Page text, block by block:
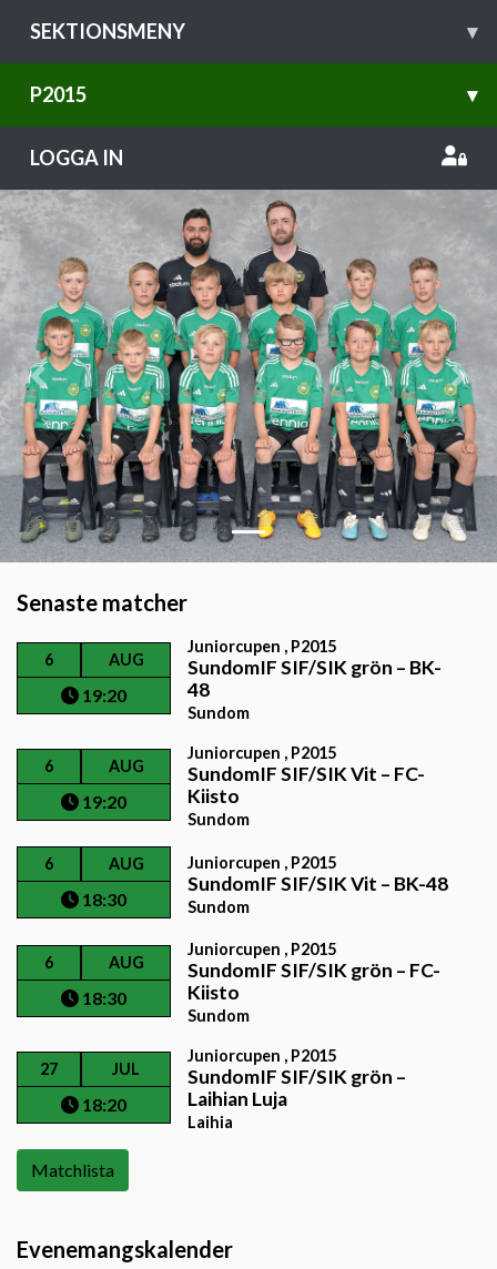
SEKTIONSMENY ▾
P2015 ▾
LOGGA IN
Previous
Senaste matcher
6 AUG
19:20
Juniorcupen , P2015
SundomIF SIF/SIK grön – BK-
48
Sundom
6 AUG
19:20
Juniorcupen , P2015
SundomIF SIF/SIK Vit – FC-
Kiisto
Sundom
6 AUG
18:30
Juniorcupen , P2015
SundomIF SIF/SIK Vit – BK-48
Sundom
6 AUG
18:30
Juniorcupen , P2015
SundomIF SIF/SIK grön – FC-
Kiisto
Sundom
27 JUL
18:20
Juniorcupen , P2015
SundomIF SIF/SIK grön –
Laihian Luja
Laihia
Matchlista
Evenemangskalender